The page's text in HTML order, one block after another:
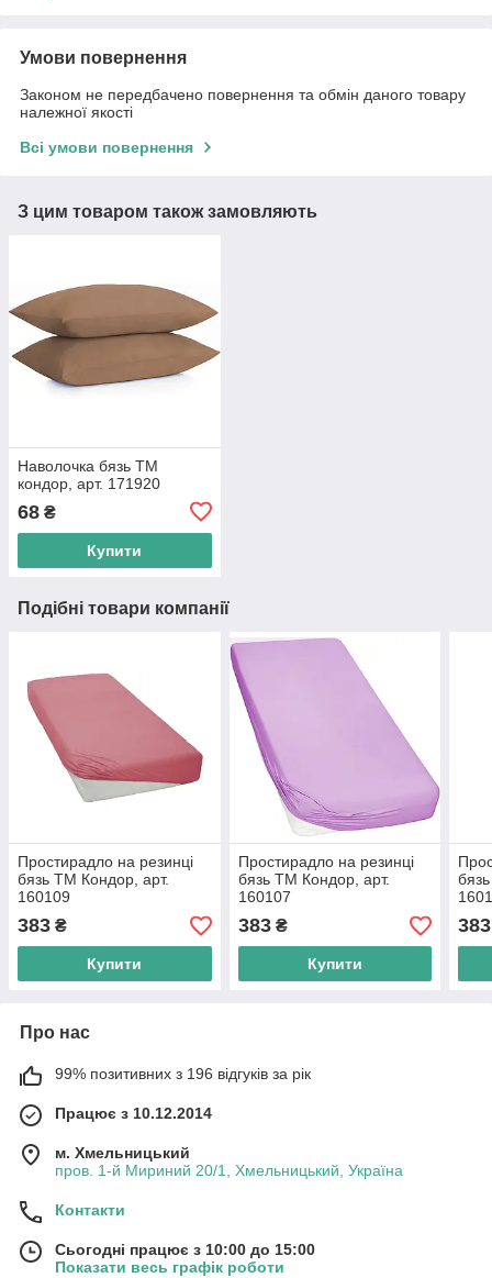
Умови повернення
Законом не передбачено повернення та обмін даного товару
належної якості
Всі умови повернення
З цим товаром також замовляють
Наволочка бязь ТМ
кондор, арт. 171920
68 ₴
Купити
Подібні товари компанії
Простирадло на резинці
бязь ТМ Кондор, арт.
160109
383 ₴
Купити
Простирадло на резинці
бязь ТМ Кондор, арт.
160107
383₴
Купити
383
Про нас
99% позитивних з 196 відгуків за рік
Працює з 10.12.2014
м. Хмельницький
пров. 1-й Мириний 20/1, Хмельницький, Україна
Контакти
Сьогодні працює з 10:00 до 15:00
Показати весь графік роботи